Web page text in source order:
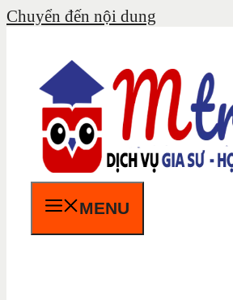
Chuyển đến nội dung
MENU